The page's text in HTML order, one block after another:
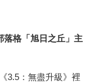
落格「旭日之丘」主
3.5：無盡升級》裡